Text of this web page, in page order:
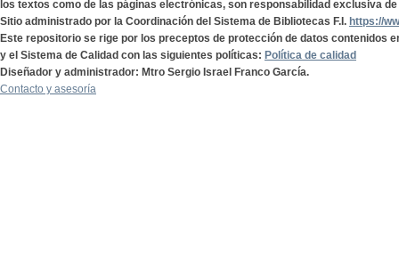
los textos como de las páginas electrónicas, son responsabilidad exclusiva
Sitio administrado por la Coordinación del Sistema de Bibliotecas F.I. https://
Este repositorio se rige por los preceptos de protección de datos contenidos
y el Sistema de Calidad con las siguientes políticas: Política de calidad
Diseñador y administrador: Mtro Sergio Israel Franco García.
Contacto y asesoría